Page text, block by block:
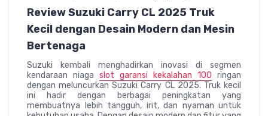
Review Suzuki Carry CL 2025 Truk
Kecil dengan Desain Modern dan Mesin
Bertenaga
Suzuki kembali menghadirkan inovasi di segmen
kendaraan niaga slot garansi kekalahan 100 ringan
dengan meluncurkan Suzuki Carry CL 2025. Truk kecil
ini hadir dengan berbagai peningkatan yang
membuatnya lebih tangguh, irit, dan nyaman untuk